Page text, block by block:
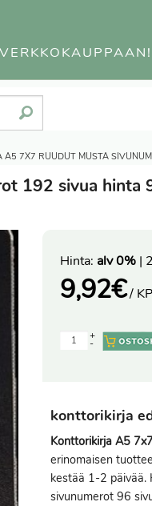
A5 7X7 RUUDUT MUSTA
192 sivua hinta
Hinta: alv 0% |
9,92€/
-
+
konttorikirja
Konttorikirja A5
erinomaisen
kestää 1-2 päivää.
sivunumerot 96